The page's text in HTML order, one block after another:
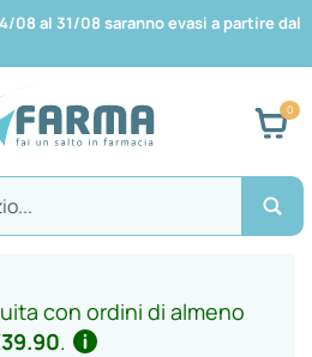
al 31/08 saranno evasi a partire dal
con ordini di almeno
.